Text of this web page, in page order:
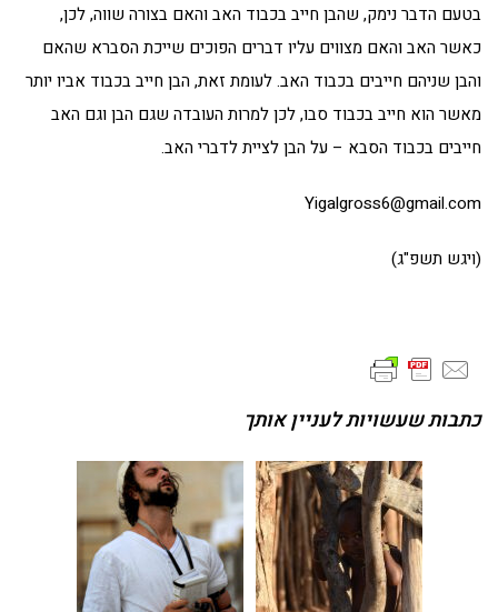
בטעם הדבר נימק, שהבן חייב בכבוד האב והאם בצורה שווה, לכן,
כאשר האב והאם מצווים עליו דברים הפוכים שייכת הסברא שהאם
והבן שניהם חייבים בכבוד האב. לעומת זאת, הבן חייב בכבוד אביו יותר
מאשר הוא חייב בכבוד סבו, לכן למרות העובדה שגם הבן וגם האב
חייבים בכבוד הסבא – על הבן לציית לדברי האב.
Yigalgross6@gmail.com
(ויגש תשפ"ג)
כתבות שעשויות לעניין אותך